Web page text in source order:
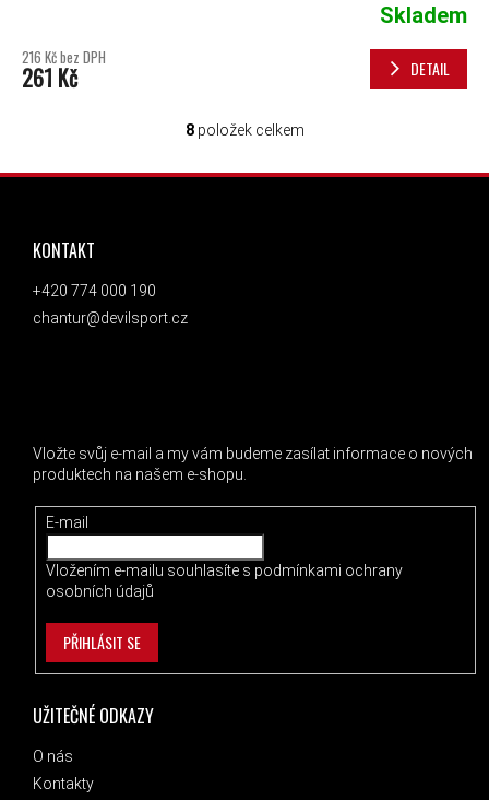
Skladem
216 Kč bez DPH
261 Kč DETAIL
OVLÁDACÍ PRVKY VÝPISU
8položek celkem
ZÁPATÍ
UŽITEČNÉ ODKAZY
O nás
Kontakty
KONTAKT
+420 774 000 190
chantur@devilsport.cz
Vložte svůj e-mail a my vám budeme zasílat informace o nových
produktech na našem e-shopu.
E-mail
Vložením e-mailu souhlasíte s podmínkami ochrany
osobních údajů
PŘIHLÁSIT SE